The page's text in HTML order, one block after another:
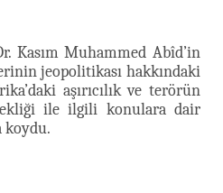
Kasım Muhammed Abîd’in
jeopolitikası hakkındaki
aşırıcılık ve terörün
ile ilgili konulara dair
koydu.